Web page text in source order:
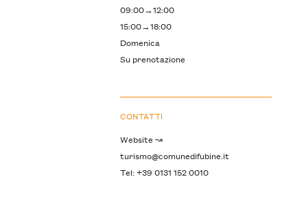
09:00→12:00
15:00→18:00
Domenica
Su prenotazione
CONTATTI
Website ↝
turismo@comunedifubine.it
Tel: +39 0131 152 0010